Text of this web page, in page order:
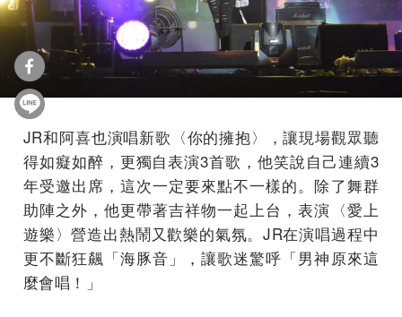
JR和阿喜也演唱新歌〈你的擁抱〉，讓現場觀眾聽
得如癡如醉，更獨自表演3首歌，他笑說自己連續3
年受邀出席，這次一定要來點不一樣的。除了舞群
助陣之外，他更帶著吉祥物一起上台，表演〈愛上
遊樂〉營造出熱鬧又歡樂的氣氛。JR在演唱過程中
更不斷狂飆「海豚音」，讓歌迷驚呼「男神原來這
麼會唱！」